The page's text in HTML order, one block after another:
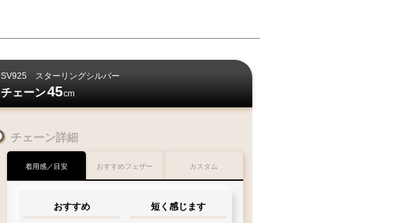
SV925 スターリングシルバー
チェーン45cm
チェーン詳細
着用感／目安
おすすめ 短く感じます
おすすめフェザー カスタム